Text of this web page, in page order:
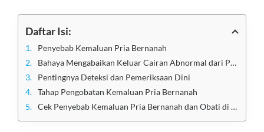
Daftar Isi:
Penyebab Kemaluan Pria Bernanah
Bahaya Mengabaikan Keluar Cairan Abnormal dari Penis
Pentingnya Deteksi dan Pemeriksaan Dini
Tahap Pengobatan Kemaluan Pria Bernanah
Cek Penyebab Kemaluan Pria Bernanah dan Obati di Klinik Apollo Jakarta